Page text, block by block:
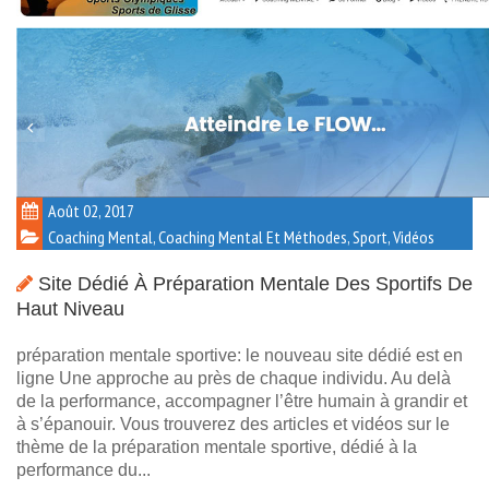
Août 02, 2017
Coaching Mental,Coaching Mental Et Méthodes,Sport,Vidéos
Site Dédié À Préparation Mentale Des Sportifs De
Haut Niveau
préparation mentale sportive: le nouveau site dédié est en
ligne Une approche au près de chaque individu. Au delà
de la performance, accompagner l’être humain à grandir et
à s’épanouir. Vous trouverez des articles et vidéos sur le
thème de la préparation mentale sportive, dédié à la
performance du...